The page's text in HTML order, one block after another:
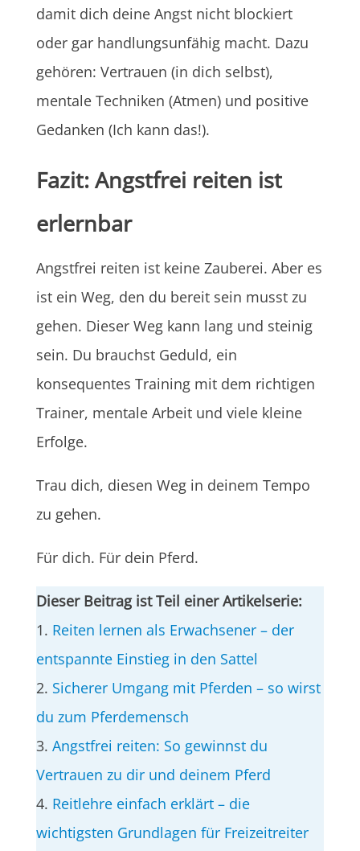
damit dich deine Angst nicht blockiert
oder gar handlungsunfähig macht. Dazu
gehören: Vertrauen (in dich selbst),
mentale Techniken (Atmen) und positive
Gedanken (Ich kann das!).
Fazit: Angstfrei reiten ist
erlernbar
Angstfrei reiten ist keine Zauberei. Aber es
ist ein Weg, den du bereit sein musst zu
gehen. Dieser Weg kann lang und steinig
sein. Du brauchst Geduld, ein
konsequentes Training mit dem richtigen
Trainer, mentale Arbeit und viele kleine
Erfolge.
Trau dich, diesen Weg in deinem Tempo
zu gehen.
Für dich. Für dein Pferd.
Dieser Beitrag ist Teil einer Artikelserie:
1. Reiten lernen als Erwachsener – der
entspannte Einstieg in den Sattel
2. Sicherer Umgang mit Pferden – so wirst
du zum Pferdemensch
3. Angstfrei reiten: So gewinnst du
Vertrauen zu dir und deinem Pferd
4. Reitlehre einfach erklärt – die
wichtigsten Grundlagen für Freizeitreiter